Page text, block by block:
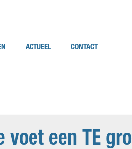
ACTUEEL CONTACT
voet een TE